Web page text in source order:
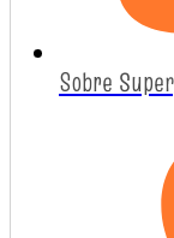
Sobre